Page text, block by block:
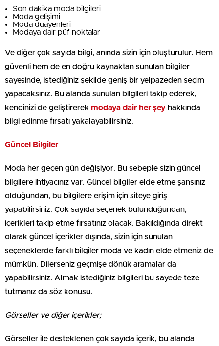
Son dakika moda bilgileri
Moda gelişimi
Moda duayenleri
Modaya dair püf noktalar
Ve diğer çok sayıda bilgi, anında sizin için oluşturulur. Hem
güvenli hem de en doğru kaynaktan sunulan bilgiler
sayesinde, istediğiniz şekilde geniş bir yelpazeden seçim
yapacaksınız. Bu alanda sunulan bilgileri takip ederek,
kendinizi de geliştirerek modaya dair her şey hakkında
bilgi edinme fırsatı yakalayabilirsiniz.
Güncel Bilgiler
Moda her geçen gün değişiyor. Bu sebeple sizin güncel
bilgilere ihtiyacınız var. Güncel bilgiler elde etme şansınız
olduğundan, bu bilgilere erişim için siteye giriş
yapabilirsiniz. Çok sayıda seçenek bulunduğundan,
içerikleri takip etme fırsatınız olacak. Bakıldığında direkt
olarak güncel içerikler dışında, sizin için sunulan
seçeneklerde farklı bilgiler moda ve kadın elde etmeniz de
mümkün. Dilerseniz geçmişe dönük aramalar da
yapabilirsiniz. Almak istediğiniz bilgileri bu sayede teze
tutmanız da söz konusu.
Görseller ve diğer içerikler;
Görseller ile desteklenen çok sayıda içerik, bu alanda